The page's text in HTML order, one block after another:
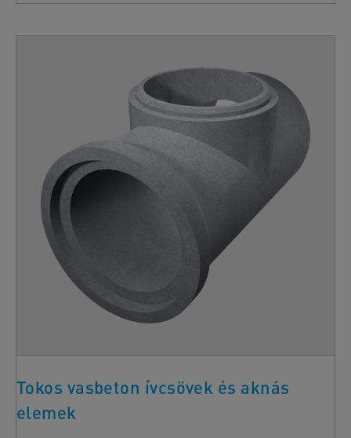
Tokos vasbeton ívcsövek és aknás
elemek